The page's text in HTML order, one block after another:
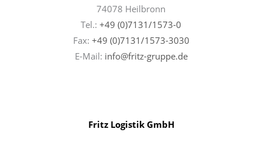
74078 Heilbronn
Tel.: +49 (0)7131/1573-0
Fax: +49 (0)7131/1573-3030
E-Mail: info@fritz-gruppe.de
Fritz Logistik GmbH